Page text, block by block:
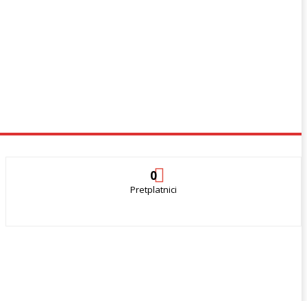
0
Pretplatnici